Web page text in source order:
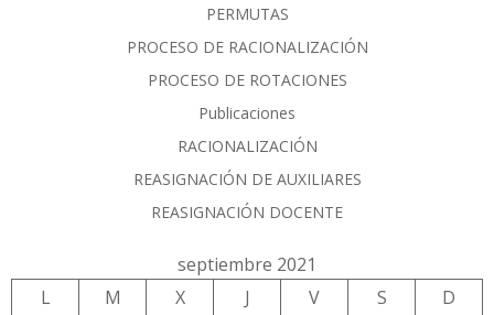
PERMUTAS
PROCESO DE RACIONALIZACIÓN
PROCESO DE ROTACIONES
Publicaciones
RACIONALIZACIÓN
REASIGNACIÓN DE AUXILIARES
REASIGNACIÓN DOCENTE
septiembre 2021
L
M X J V S
D